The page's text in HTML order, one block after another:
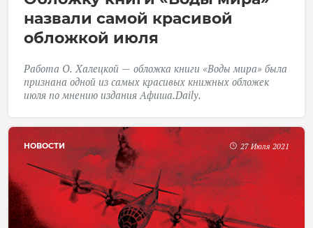
назвали самой красивой
обложкой июля
Работа О. Халецкой — обложка книги «Воды мира» была
признана одной из самых красивых книжных обложек
июля по мнению изданияАфиша.Daily.
НОВОСТИ 27 Июля 2021